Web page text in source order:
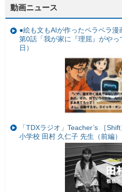
動画ニュース
●絵も文もAIが作ったペラペラ漫
第0話「我が家に『理屈』がや
日）
「TDXラジオ」Teacher’s ［
小学校 田村 久仁子 先生（前編）